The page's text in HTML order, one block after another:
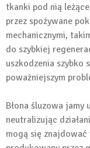
tkanki pod nią
przez spożywane
mechanicznymi,
do szybkiej
uszkodzenia szybko
poważniejszym
Błona śluzowa jamy
neutralizując
mogą się